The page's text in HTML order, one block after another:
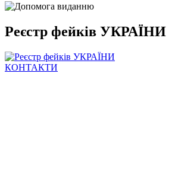
Реєстр фейків УКРАЇНИ
КОНТАКТИ